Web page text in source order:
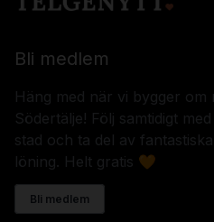
Bli medlem
Häng med när vi bygger om
Södertälje! Följ samtidigt
stad och ta del av
löning. Helt gratis 🧡
Bli medlem